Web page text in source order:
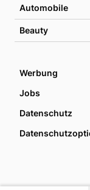
Automobile
Beauty
Werbung
Jobs
Datenschutz